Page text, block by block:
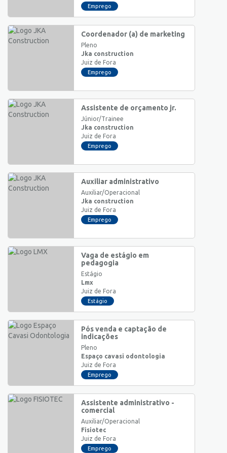
Emprego
Coordenador (a) de marketing
Pleno
Jka construction
Juiz de Fora
Emprego
Assistente de orçamento jr.
Júnior/Trainee
Jka construction
Juiz de Fora
Emprego
Auxiliar administrativo
Auxiliar/Operacional
Jka construction
Juiz de Fora
Emprego
Vaga de estágio em
pedagogia
Estágio
Lmx
Juiz de Fora
Estágio
Pós venda e captação de
indicações
Pleno
Espaço cavasi odontologia
Juiz de Fora
Emprego
Assistente administrativo -
comercial
Auxiliar/Operacional
Fisiotec
Juiz de Fora
Emprego